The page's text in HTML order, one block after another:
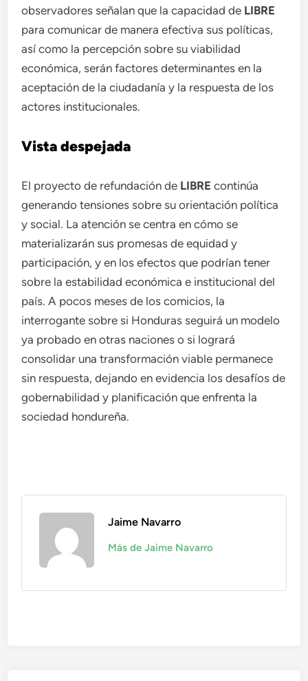
observadores señalan que la capacidad de LIBRE
para comunicar de manera efectiva sus políticas,
así como la percepción sobre su viabilidad
económica, serán factores determinantes en la
aceptación de la ciudadanía y la respuesta de los
actores institucionales.
Vista despejada
El proyecto de refundación de LIBRE continúa
generando tensiones sobre su orientación política
y social. La atención se centra en cómo se
materializarán sus promesas de equidad y
participación, y en los efectos que podrían tener
sobre la estabilidad económica e institucional del
país. A pocos meses de los comicios, la
interrogante sobre si Honduras seguirá un modelo
ya probado en otras naciones o si logrará
consolidar una transformación viable permanece
sin respuesta, dejando en evidencia los desafíos de
gobernabilidad y planificación que enfrenta la
sociedad hondureña.
Jaime Navarro
Más de Jaime Navarro